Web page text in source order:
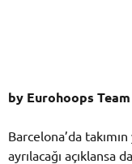
by Eurohoops
Barcelona’da
ayrılacağı